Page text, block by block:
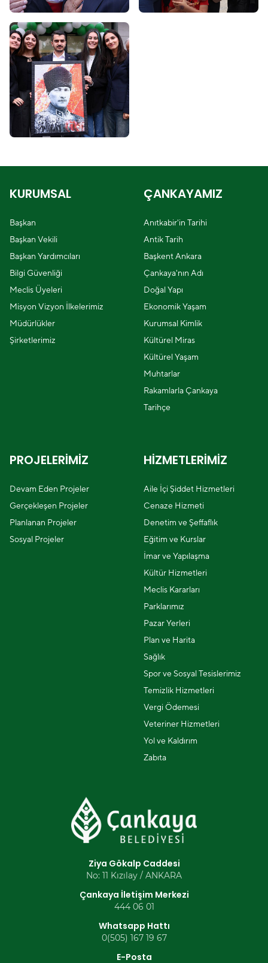
KURUMSAL
Başkan
Başkan Vekili
Başkan Yardımcıları
Bilgi Güvenliği
Meclis Üyeleri
Misyon Vizyon İlkelerimiz
Müdürlükler
Şirketlerimiz
ÇANKAYAMIZ
Anıtkabir'in Tarihi
Antik Tarih
Başkent Ankara
Çankaya'nın Adı
Doğal Yapı
Ekonomik Yaşam
Kurumsal Kimlik
Kültürel Miras
Kültürel Yaşam
Muhtarlar
Rakamlarla Çankaya
Tarihçe
PROJELERİMİZ
Devam Eden Projeler
Gerçekleşen Projeler
Planlanan Projeler
Sosyal Projeler
HİZMETLERİMİZ
Aile İçi Şiddet Hizmetleri
Cenaze Hizmeti
Denetim ve Şeffaflık
Eğitim ve Kurslar
İmar ve Yapılaşma
Kültür Hizmetleri
Meclis Kararları
Parklarımız
Pazar Yerleri
Plan ve Harita
Sağlık
Spor ve Sosyal Tesislerimiz
Temizlik Hizmetleri
Vergi Ödemesi
Veteriner Hizmetleri
Yol ve Kaldırım
Zabıta
Ziya Gökalp Caddesi
No: 11 Kızılay / ANKARA
Çankaya İletişim Merkezi
444 06 01
Whatsapp Hattı
0(505) 167 19 67
E-Posta